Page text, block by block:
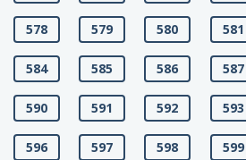
578 579 580 581
584 585 586 587
590 591 592 593
596 597 598 599